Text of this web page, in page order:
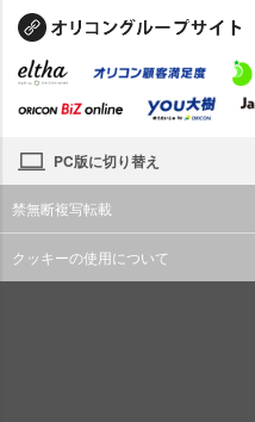
PC版に切り替え
禁無断複写転載
クッキーの使用について